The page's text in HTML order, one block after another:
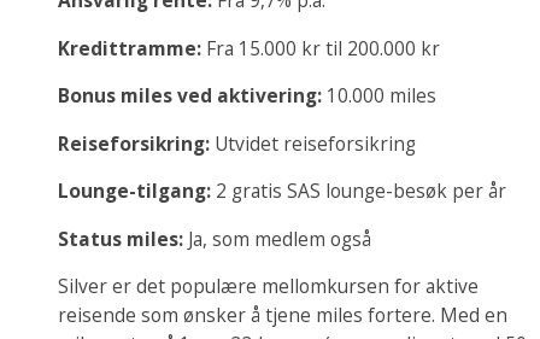
Kredittramme: Fra 15.000 kr til 200.000 kr
Bonus miles ved aktivering: 10.000 miles
Reiseforsikring: Utvidet reiseforsikring
Lounge-tilgang: 2 gratis SAS lounge-besøk per år
Status miles: Ja, som medlem også
Silver er det populære mellomkursen for aktive
reisende som ønsker å tjene miles fortere. Med en